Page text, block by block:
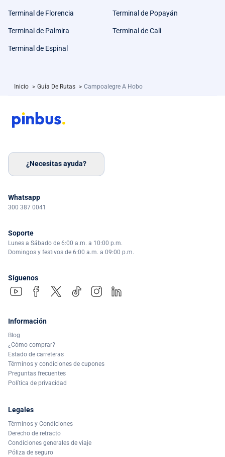
Terminal de Florencia Terminal de Popayán
Terminal de Palmira Terminal de Cali
Terminal de Espinal
Inicio > Guía De Rutas > Campoalegre A Hobo
¿Necesitas ayuda?
Whatsapp
300 387 0041
Soporte
Lunes a Sábado de 6:00 a.m. a 10:00 p.m.
Domingos y festivos de 6:00 a.m. a 09:00 p.m.
Síguenos
Información
Blog
¿Cómo comprar?
Estado de carreteras
Términos y condiciones de cupones
Preguntas frecuentes
Política de privacidad
Legales
Términos y Condiciones
Derecho de retracto
Condiciones generales de viaje
Póliza de seguro